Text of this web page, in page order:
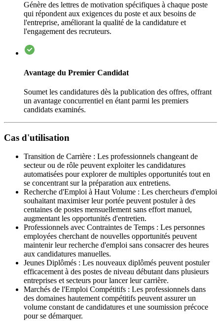
Génère des lettres de motivation spécifiques à chaque poste
qui répondent aux exigences du poste et aux besoins de
l'entreprise, améliorant la qualité de la candidature et
l'engagement des recruteurs.
Avantage du Premier Candidat
Soumet les candidatures dès la publication des offres, offrant
un avantage concurrentiel en étant parmi les premiers
candidats examinés.
Cas d'utilisation
Transition de Carrière : Les professionnels changeant de
secteur ou de rôle peuvent exploiter les candidatures
automatisées pour explorer de multiples opportunités tout en
se concentrant sur la préparation aux entretiens.
Recherche d'Emploi à Haut Volume : Les chercheurs d'emploi
souhaitant maximiser leur portée peuvent postuler à des
centaines de postes mensuellement sans effort manuel,
augmentant les opportunités d'entretien.
Professionnels avec Contraintes de Temps : Les personnes
employées cherchant de nouvelles opportunités peuvent
maintenir leur recherche d'emploi sans consacrer des heures
aux candidatures manuelles.
Jeunes Diplômés : Les nouveaux diplômés peuvent postuler
efficacement à des postes de niveau débutant dans plusieurs
entreprises et secteurs pour lancer leur carrière.
Marchés de l'Emploi Compétitifs : Les professionnels dans
des domaines hautement compétitifs peuvent assurer un
volume constant de candidatures et une soumission précoce
pour se démarquer.